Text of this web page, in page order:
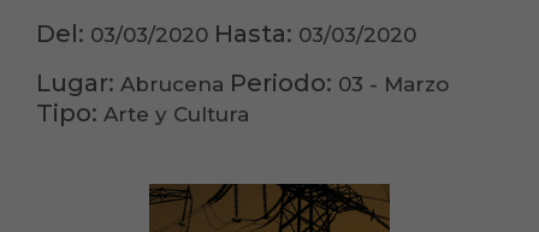
Del: 03/03/2020 Hasta: 03/03/2020
Lugar: Abrucena Periodo: 03 - Marzo
Tipo: Arte y Cultura